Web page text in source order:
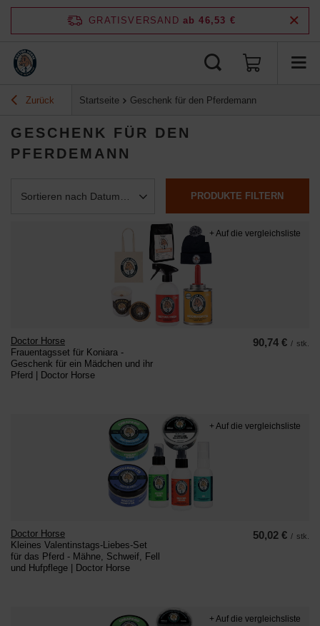
GRATISVERSAND ab 46,53 €
Zurück Startseite Geschenk für den Pferdemann
GESCHENK FÜR DEN
PFERDEMANN
Sortierung ändern
Sortieren nach Datum absteigend PRODUKTE FILTERN
Doctor Horse
Frauentagsset für Koniara -
Geschenk für ein Mädchen und ihr
Pferd | Doctor Horse
90,74 € / stk.
+ Auf die vergleichsliste
Doctor Horse
Kleines Valentinstags-Liebes-Set
für das Pferd - Mähne, Schweif, Fell
und Hufpflege | Doctor Horse
50,02 € / stk.
+ Auf die vergleichsliste
+ Auf die vergleichsliste